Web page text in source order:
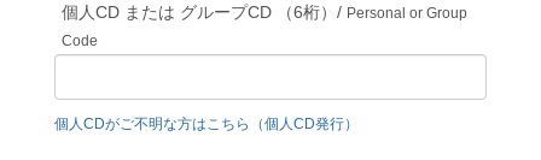
個人CD または グループCD （6桁）/ Personal or Group
Code
個人CDがご不明な方はこちら（個人CD発行）